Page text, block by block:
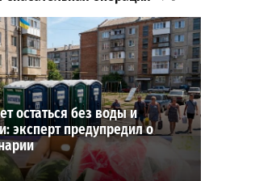
остаться без воды и
эксперт предупредил о